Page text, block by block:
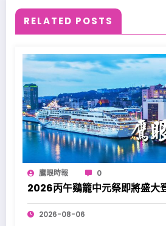
RELATED POSTS
鷹眼時報 0
2026丙午鷄籠中元祭即將盛大
2026-08-06